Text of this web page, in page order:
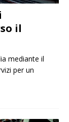
il
mediante il
per un